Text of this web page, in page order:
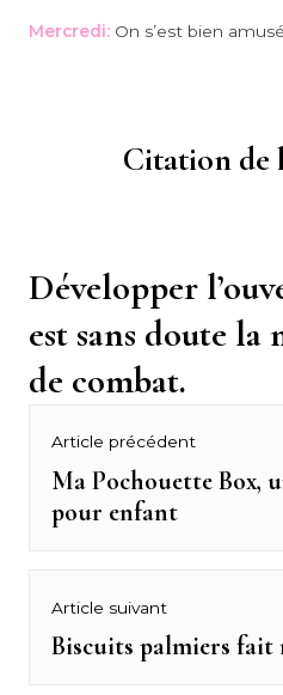
Mercredi: On s’est bien
Citation de
Développer
est sans doute
de combat.
Navigation
de
l’article
Article précédent
Previous
post:
Ma Pochouette Box,
pour enfant
Article suivant
Next
Biscuits palmiers fait